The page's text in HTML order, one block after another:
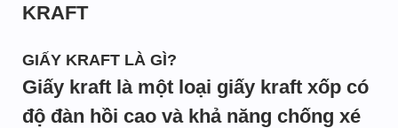
KRAFT
GIẤY KRAFT LÀ GÌ?
Giấy kraft là một loại giấy kraft xốp có
độ đàn hồi cao và khả năng chống xé